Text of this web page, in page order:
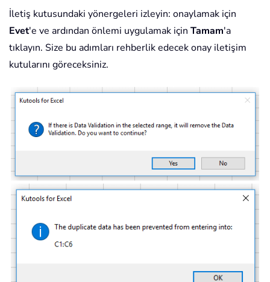
İletiş kutusundaki yönergeleri izleyin: onaylamak için
Evet'e ve ardından önlemi uygulamak için Tamam'a
tıklayın. Size bu adımları rehberlik edecek onay iletişim
kutularını göreceksiniz.